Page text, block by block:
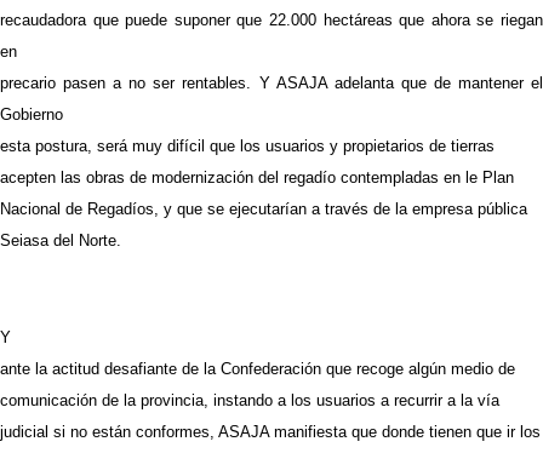
recaudadora que puede suponer que 22.000 hectáreas que ahora se riegan
en
precario pasen a no ser rentables. Y ASAJA adelanta que de mantener el
Gobierno
esta postura, será muy difícil que los usuarios y propietarios de tierras
acepten las obras de modernización del regadío contempladas en le Plan
Nacional de Regadíos, y que se ejecutarían a través de la empresa pública
Seiasa del Norte.
Y
ante la actitud desafiante de la Confederación que recoge algún medio de
comunicación de la provincia, instando a los usuarios a recurrir a la vía
judicial si no están conformes, ASAJA manifiesta que donde tienen que ir los